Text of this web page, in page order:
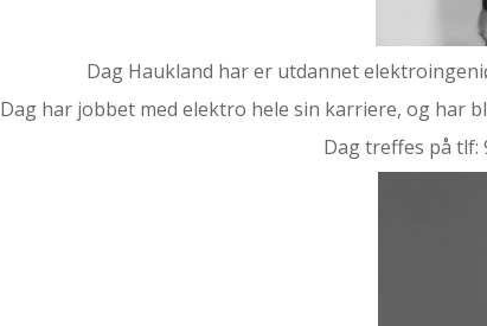
Dag Haukland har er utdannet
Dag har jobbet med elektro hele sin karriere, og har
Dag treffes på tlf: